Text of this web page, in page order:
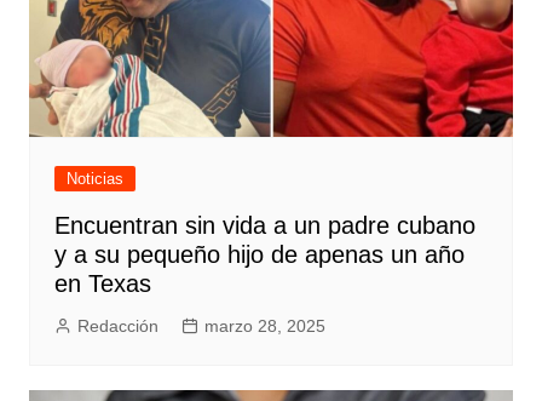
Noticias
Encuentran sin vida a un padre cubano
y a su pequeño hijo de apenas un año
en Texas
Redacción marzo 28, 2025